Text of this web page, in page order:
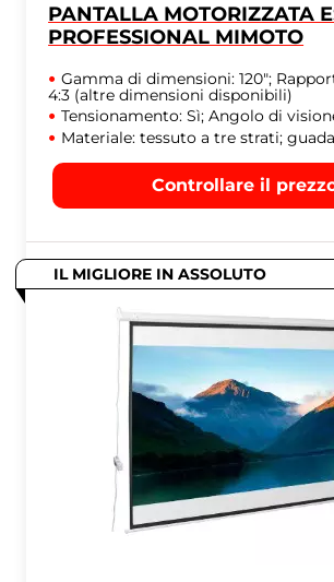
PANTALLA MOTORIZZATA
PROFESSIONAL MIMOTO
Gamma di dimensioni: 120";
4:3 (altre dimensioni disponibili)
Tensionamento: Sì; Angolo di
Materiale: tessuto a tre strati;
Controllare il
IL MIGLIORE IN ASSOLUTO